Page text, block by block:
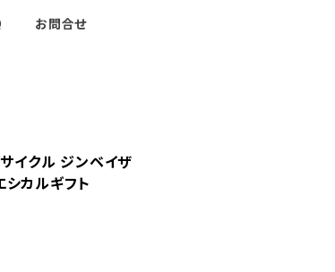
お問合せ
イクル ジンベイザ
カルギフト